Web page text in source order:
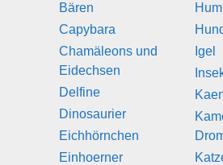
Bären
Capybara
Chamäleons und
Eidechsen
Delfine
Dinosaurier
Eichhörnchen
Einhoerner
Igel